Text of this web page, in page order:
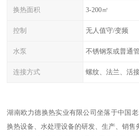
换热面积 3-200㎡
控制 无人值守/变频
水泵 不锈钢泵或普通
连接方式 螺纹、法兰、活
湖南欧力德换热实业有限公司坐落于中国
换热设备、水处理设备的研发、生产、销售